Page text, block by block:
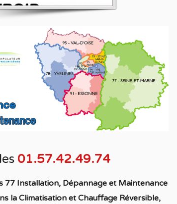
01.57.42.49.74
77 Installation, Dépannage et Maintenance
la Climatisationet ChauffageRéversible,